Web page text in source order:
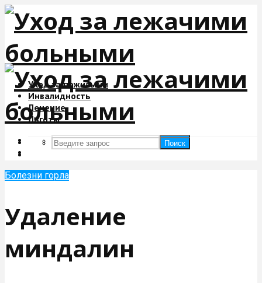
Уход за пожилыми
Инвалидность
Лечение
Льготы
Поиск
Поиск
Болезни горла
Удаление
миндалин